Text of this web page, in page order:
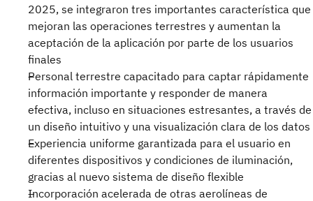
2025, se integraron tres importantes característica que
mejoran las operaciones terrestres y aumentan la
aceptación de la aplicación por parte de los usuarios
finales
Personal terrestre capacitado para captar rápidamente
información importante y responder de manera
efectiva, incluso en situaciones estresantes, a través de
un diseño intuitivo y una visualización clara de los datos
Experiencia uniforme garantizada para el usuario en
diferentes dispositivos y condiciones de iluminación,
gracias al nuevo sistema de diseño flexible
Incorporación acelerada de otras aerolíneas de